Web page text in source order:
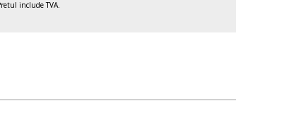
include TVA.